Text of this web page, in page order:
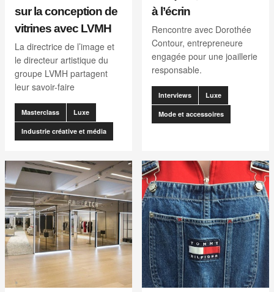
sur la conception de
vitrines avec LVMH
La directrice de l’image et
le directeur artistique du
groupe LVMH partagent
leur savoir-faire
Masterclass Luxe
Industrie créative et média
à l’écrin
Rencontre avec Dorothée
Contour, entrepreneure
engagée pour une joaillerie
responsable.
Interviews Luxe
Mode et accessoires